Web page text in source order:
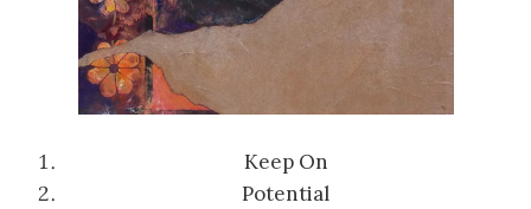
Keep On
Potential